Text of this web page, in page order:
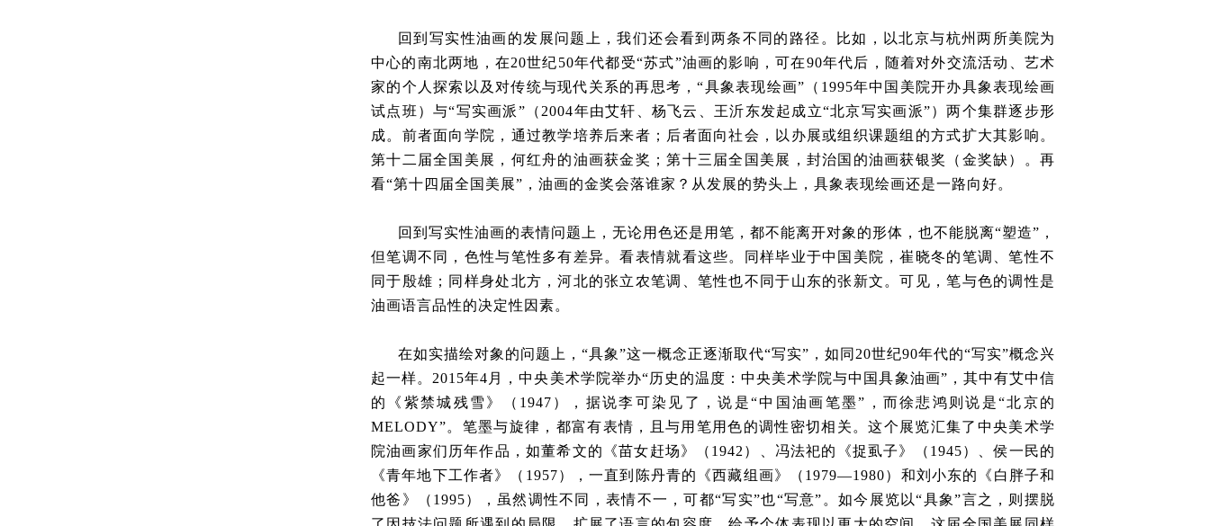
回到写实性油画的发展问题上，我们还会看到两条不同的路径。比如，以北京与杭州两所美院为
中心的南北两地，在20世纪50年代都受“苏式”油画的影响，可在90年代后，随着对外交流活动、艺术
家的个人探索以及对传统与现代关系的再思考，“具象表现绘画”（1995年中国美院开办具象表现绘画
试点班）与“写实画派”（2004年由艾轩、杨飞云、王沂东发起成立“北京写实画派”）两个集群逐步形
成。前者面向学院，通过教学培养后来者；后者面向社会，以办展或组织课题组的方式扩大其影响。
第十二届全国美展，何红舟的油画获金奖；第十三届全国美展，封治国的油画获银奖（金奖缺）。再
看“第十四届全国美展”，油画的金奖会落谁家？从发展的势头上，具象表现绘画还是一路向好。
回到写实性油画的表情问题上，无论用色还是用笔，都不能离开对象的形体，也不能脱离“塑造”，
但笔调不同，色性与笔性多有差异。看表情就看这些。同样毕业于中国美院，崔晓冬的笔调、笔性不
同于殷雄；同样身处北方，河北的张立农笔调、笔性也不同于山东的张新文。可见，笔与色的调性是
油画语言品性的决定性因素。
在如实描绘对象的问题上，“具象”这一概念正逐渐取代“写实”，如同20世纪90年代的“写实”概念兴
起一样。2015年4月，中央美术学院举办“历史的温度：中央美术学院与中国具象油画”，其中有艾中信
的《紫禁城残雪》（1947），据说李可染见了，说是“中国油画笔墨”，而徐悲鸿则说是“北京的
MELODY”。笔墨与旋律，都富有表情，且与用笔用色的调性密切相关。这个展览汇集了中央美术学
院油画家们历年作品，如董希文的《苗女赶场》（1942）、冯法祀的《捉虱子》（1945）、侯一民的
《青年地下工作者》（1957），一直到陈丹青的《西藏组画》（1979—1980）和刘小东的《白胖子和
他爸》（1995），虽然调性不同，表情不一，可都“写实”也“写意”。如今展览以“具象”言之，则摆脱